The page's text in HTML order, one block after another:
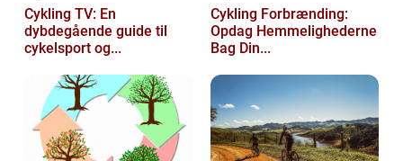
Cykling TV: En
dybdegående guide til
cykelsport og...
Cykling Forbrænding:
Opdag Hemmelighederne
Bag Din...